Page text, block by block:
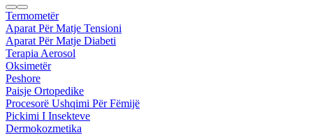
Termometër
Aparat Për Matje Tensioni
Aparat Për Matje Diabeti
Terapia Aerosol
Oksimetër
Peshore
Paisje Ortopedike
Procesorë Ushqimi Për Fëmijë
Pickimi I Insekteve
Dermokozmetika